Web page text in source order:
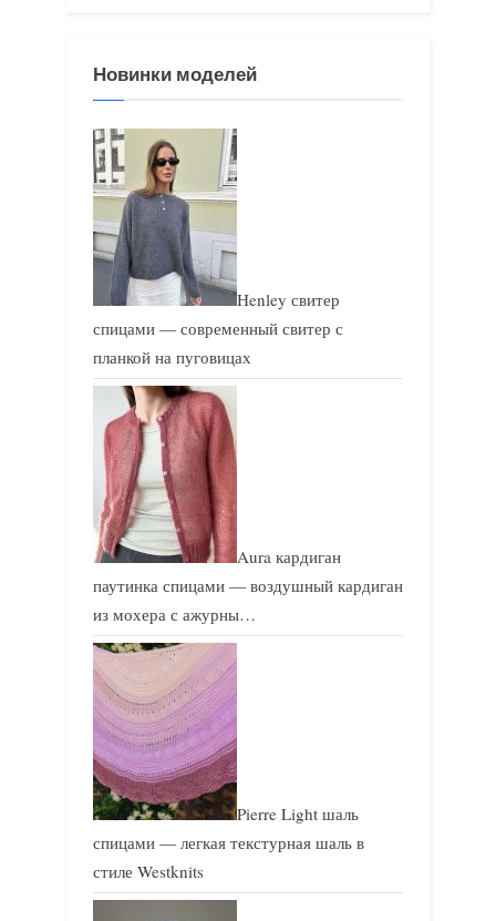
Новинки моделей
Henley свитер
спицами — современный свитер с
планкой на пуговицах
Aura кардиган
паутинка спицами — воздушный кардиган
из мохера с ажурны…
Pierre Light шаль
спицами — легкая текстурная шаль в
стиле Westknits